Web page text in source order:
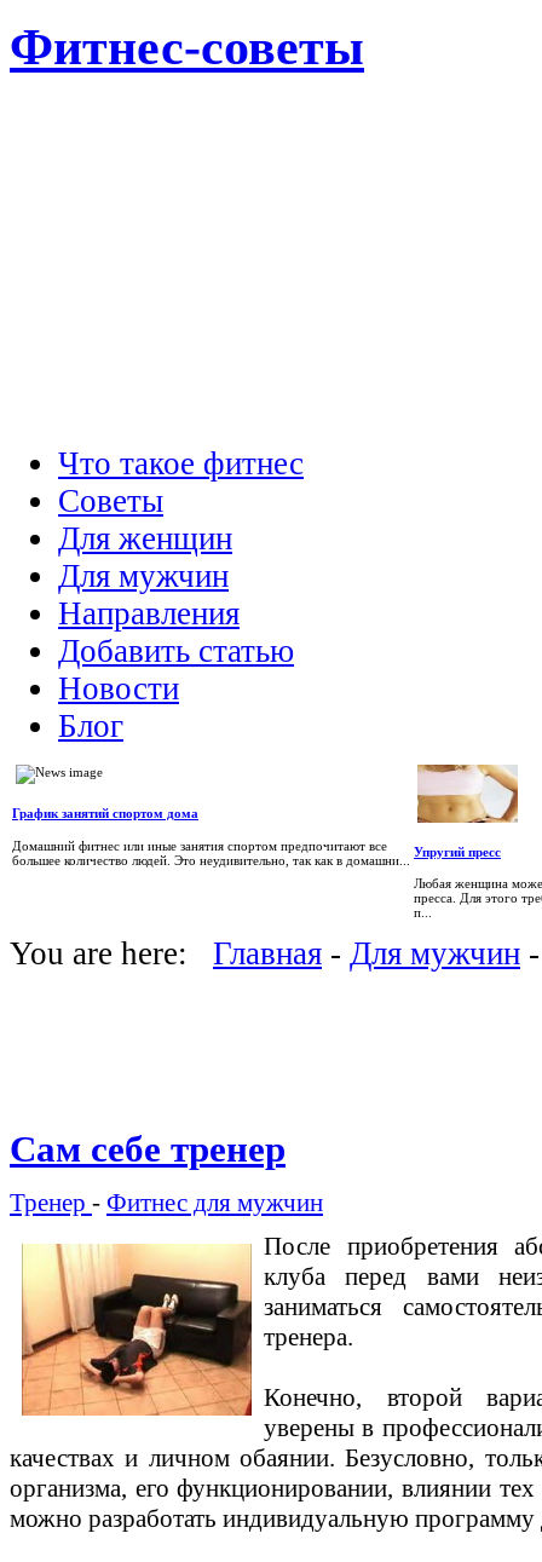
Фитнес-советы
Что такое фитнес
Советы
Для женщин
Для мужчин
Направления
Добавить статью
Новости
Блог
График занятий спортом дома
Домашний фитнес или иные занятия спортом предпочитают все
большее количество людей. Это неудивительно, так как в домашни...
Упругий пресс
Любая женщина
пресса. Для этого
п...
You are here: Главная - Для мужчин
Сам себе тренер
Тренер - Фитнес для мужчин
После приобретения
клуба перед вами
заниматься
тренера.
Конечно, второй
уверены в
качествах и личном обаянии. Безусловно,
организма, его функционировании, влиянии
можно разработать индивидуальную